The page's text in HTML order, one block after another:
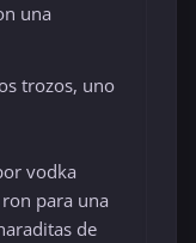
una
trozos, uno
vodka
para una
de